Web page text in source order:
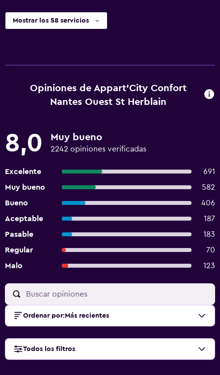
Mostrar los 58 servicios
Opiniones de Appart'City Confort
Nantes Ouest St Herblain
8,0 Muy bueno
2242 opiniones verificadas
Excelente
691
Muy bueno
582
Bueno
406
Aceptable
187
Pasable
183
Regular
70
Malo
123
Ordenar por: Más recientes
Todos los filtros